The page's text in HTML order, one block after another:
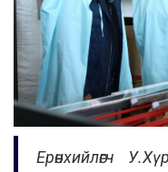
Ерөнхийлөгч